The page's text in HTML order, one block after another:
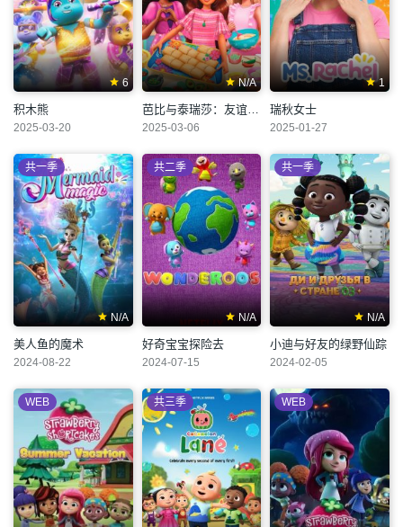
6
积木熊
2025-03-20
N/A
芭比与泰瑞莎：友谊秘方
2025-03-06
1
瑞秋女士
2025-01-27
N/A
共一季
美人鱼的魔术
2024-08-22
N/A
共二季
好奇宝宝探险去
2024-07-15
N/A
共一季
小迪与好友的绿野仙踪
2024-02-05
WEB 共三季 WEB